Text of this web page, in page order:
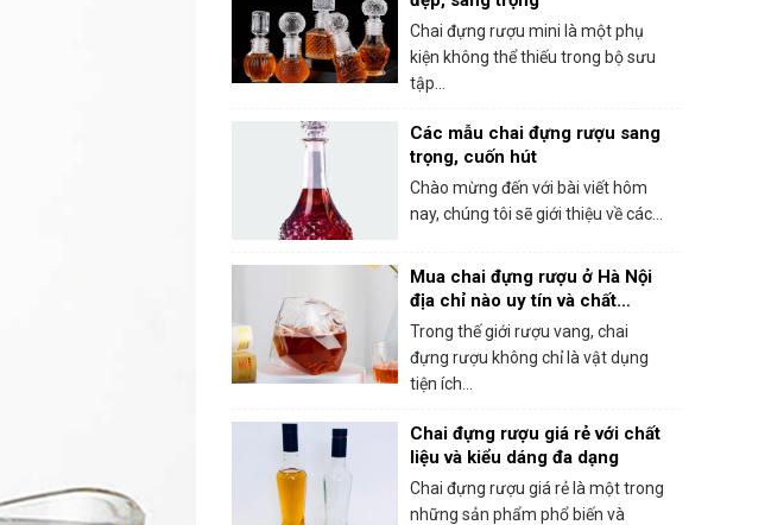
Chai đựng rượu mini là một phụ
kiện không thể thiếu trong bộ sưu
tập...
Các mẫu chai đựng rượu sang
trọng, cuốn hút
Chào mừng đến với bài viết hôm
nay, chúng tôi sẽ giới thiệu về các...
Mua chai đựng rượu ở Hà Nội
địa chỉ nào uy tín và chất
lượng?
Trong thế giới rượu vang, chai
đựng rượu không chỉ là vật dụng
tiện ích...
Chai đựng rượu giá rẻ với chất
liệu và kiểu dáng đa dạng
Chai đựng rượu giá rẻ là một trong
những sản phẩm phổ biến và